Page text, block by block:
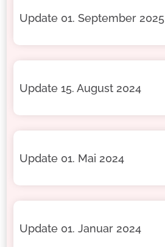
Update 01. September 2025
Update 15. August 2024
Update 01. Mai 2024
Update 01. Januar 2024